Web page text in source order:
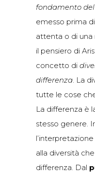
fondamento
emesso prima
attenta o di una
il pensiero di
concetto di
differenza. La
tutte le cose
La differenza è
stesso genere.
alla diversità
differenza. Dal